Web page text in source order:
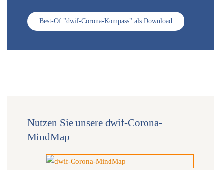
Best-Of "dwif-Corona-Kompass" als Download
Nutzen Sie unsere dwif-Corona-
MindMap